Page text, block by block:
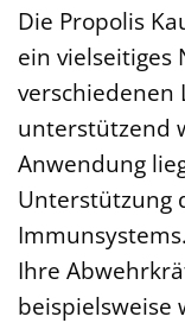
Die Propolis
ein
verschiedenen
unterstützend
Anwendung
Unterstützung
Ihre
beispielsweise